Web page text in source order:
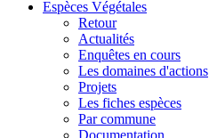
Espèces Végétales
Retour
Actualités
Enquêtes en cours
Les domaines d'actions
Projets
Les fiches espèces
Par commune
Documentation